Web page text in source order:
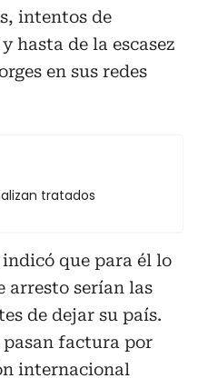
intentos de
hasta de la escasez
en sus redes
tratados
que para él lo
arresto serían las
de dejar su país.
pasan factura por
internacional